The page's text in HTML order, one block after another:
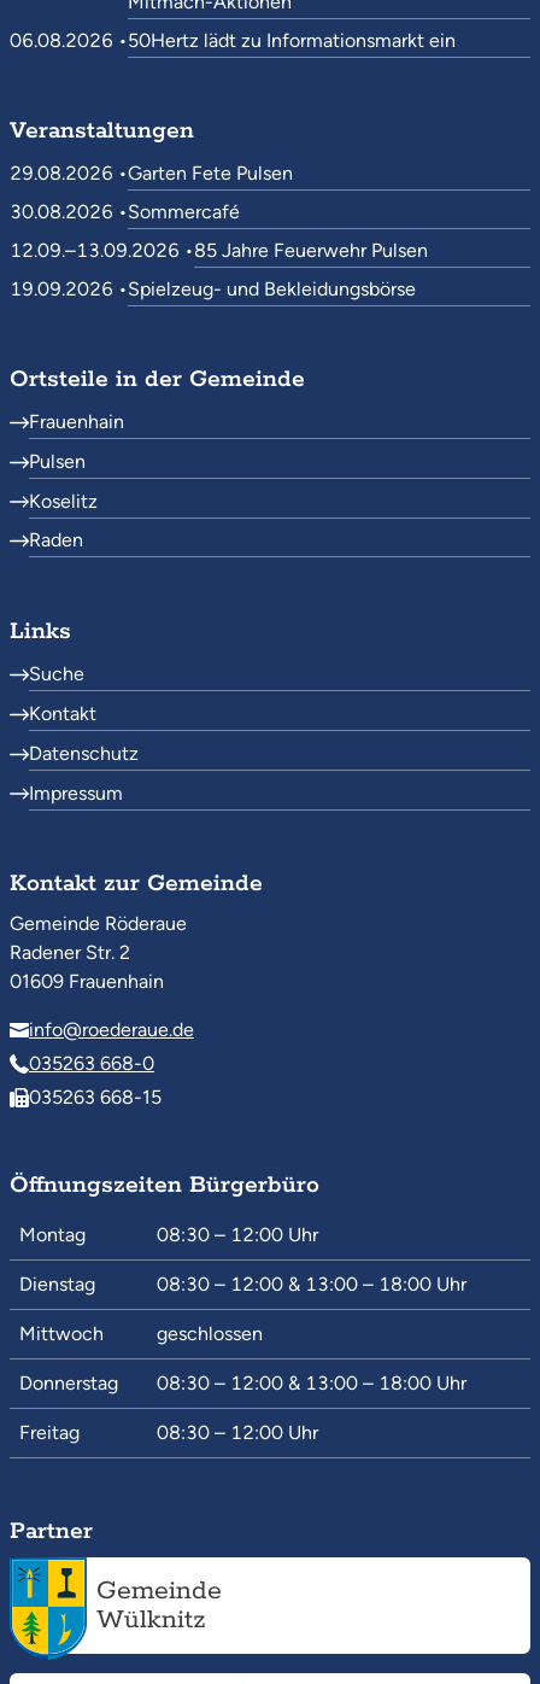
06.08.2026 •50Hertz lädt zu Informationsmarkt ein
Veranstaltungen
29.08.2026 •Garten Fete Pulsen
30.08.2026 •Sommercafé
12.09.–13.09.2026 •85 Jahre Feuerwehr Pulsen
19.09.2026 •Spielzeug- und Bekleidungsbörse
Ortsteile in der Gemeinde
Frauenhain
Pulsen
Koselitz
Raden
Links
Suche
Kontakt
Datenschutz
Impressum
Kontakt zur Gemeinde
Gemeinde Röderaue
Radener Str. 2
01609 Frauenhain
info@roederaue.de
035263 668-0
035263 668-15
Öffnungszeiten Bürgerbüro
Montag 08:30 – 12:00 Uhr
Dienstag 08:30 – 12:00 & 13:00 – 18:00 Uhr
Mittwoch geschlossen
Donnerstag 08:30 – 12:00 & 13:00 – 18:00 Uhr
Freitag 08:30 – 12:00 Uhr
Partner
Gemeinde
Wülknitz